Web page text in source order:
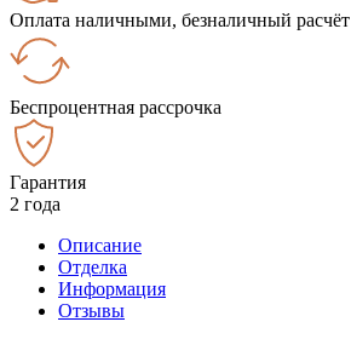
Оплата наличными, безналичный расчёт
Беспроцентная рассрочка
Гарантия
2 года
Описание
Отделка
Информация
Отзывы